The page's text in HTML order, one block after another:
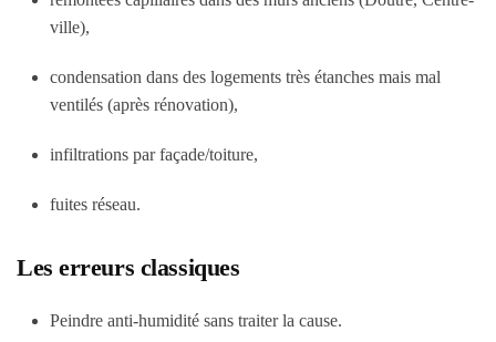
ville),
condensation dans des logements très étanches mais mal
ventilés (après rénovation),
infiltrations par façade/toiture,
fuites réseau.
Les erreurs classiques
Peindre anti-humidité sans traiter la cause.